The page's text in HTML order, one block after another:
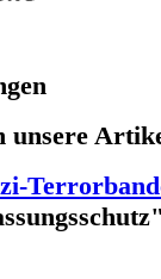
unsere